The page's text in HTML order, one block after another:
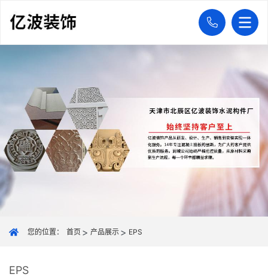
您的位置： 首页 产品展示 EPS
EPS